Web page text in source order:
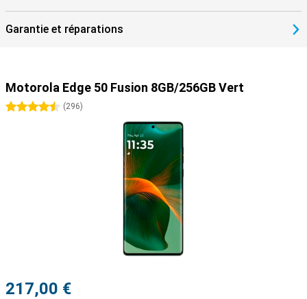
Garantie et réparations
Motorola Edge 50 Fusion 8GB/256GB Vert
4.5 étoiles
(296)
217,00 €